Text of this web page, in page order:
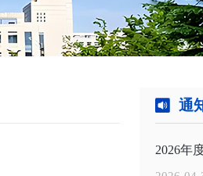
通
2026年